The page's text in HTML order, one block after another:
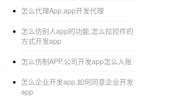
怎么代理App,app开发代理
怎么仿别人app的功能,怎么拉控件的
方式开发app
怎么仿制APP,公司开发app怎么入账
怎么企业开发app,如何同意企业开发
app